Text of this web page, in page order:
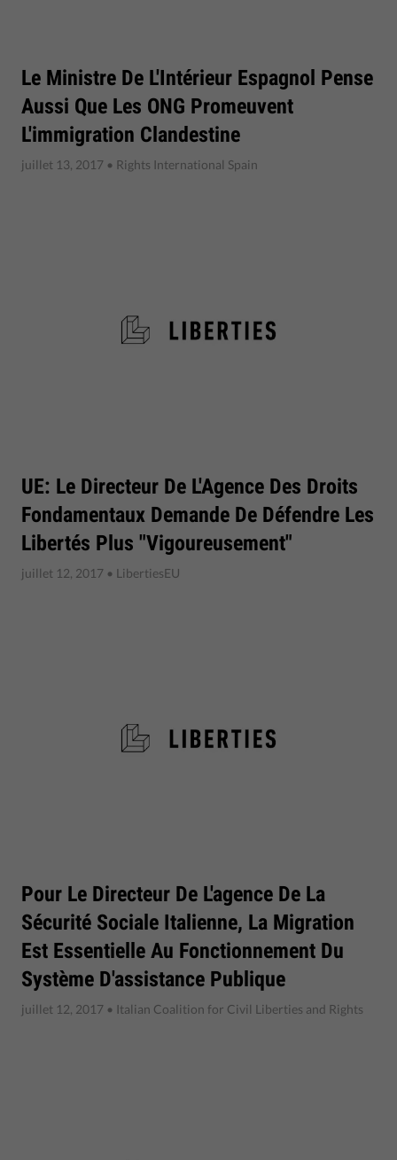
Le Ministre De L'Intérieur Espagnol Pense
Aussi Que Les ONG Promeuvent
L'immigration Clandestine
juillet 13, 2017 • Rights International Spain
UE: Le Directeur De L'Agence Des Droits
Fondamentaux Demande De Défendre Les
Libertés Plus "vigoureusement"
juillet 12, 2017 • LibertiesEU
Pour Le Directeur De L'agence De La
Sécurité Sociale Italienne, La Migration
Est Essentielle Au Fonctionnement Du
Système D'assistance Publique
juillet 12, 2017 • Italian Coalition for Civil Liberties and Rights